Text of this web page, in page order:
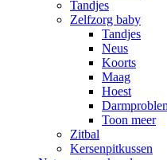
Tandjes
Zelfzorg baby
Tandjes
Neus
Koorts
Maag
Hoest
Toon meer
Zitbal
Kersenpitkussen